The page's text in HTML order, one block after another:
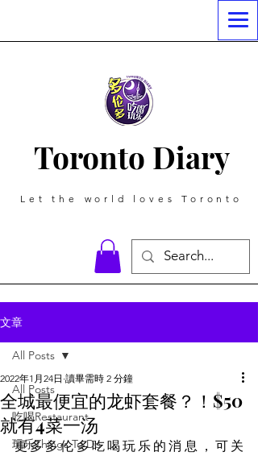
Toronto Diary
Let the world loves Toronto
文章
All Posts
吃喝Restaurant
玩乐Things To Do
All Posts
全城最便宜的龙虾套餐？！$50
就有4菜一汤
2022年1月24日 讀畢需時 2 分鐘
更多多伦多吃喝玩乐的消息，可关